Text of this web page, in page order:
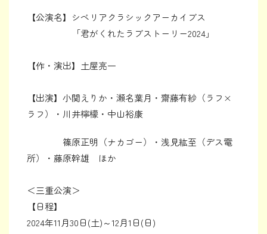
【公演名】シベリアクラシックアーカイブス
「君がくれたラブストーリー2024」
【作・演出】土屋亮一
【出演】小関えりか・瀬名葉月・齋藤有紗（ラフ×
ラフ）・川井檸檬・中山裕康
篠原正明（ナカゴー）・浅見紘至（デス電
所）・藤原幹雄 ほか
＜三重公演＞
【日程】
2024年11月30日(土)～12月1日(日)